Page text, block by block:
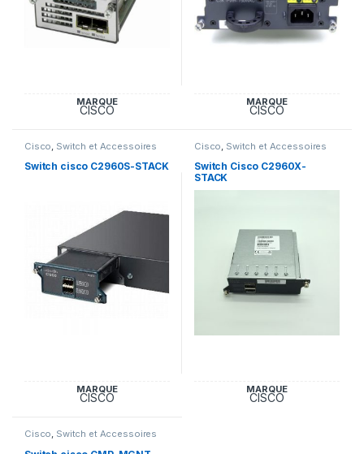
MARQUE
CISCO
MARQUE
CISCO
Cisco Switch et Accessoires
Cisco
Switch cisco C2960S-STACK
MARQUE
CISCO
Cisco Switch et Accessoires
Cisco
Switch Cisco C2960X-
STACK
MARQUE
CISCO
Cisco, Switch et Accessoires